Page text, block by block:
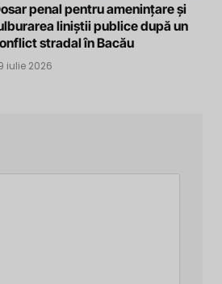
penal pentru amenințare și
liniștii publice după un
stradal în Bacău
iulie 2026